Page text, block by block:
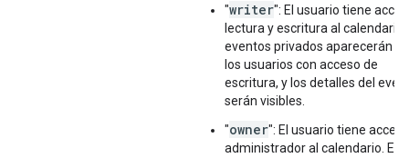
"writer": El usuario tiene
lectura y escritura al calendario.
eventos privados aparecerán
los usuarios con acceso de
escritura, y los detalles del
serán visibles.
"owner": El usuario tiene
administrador al calendario.